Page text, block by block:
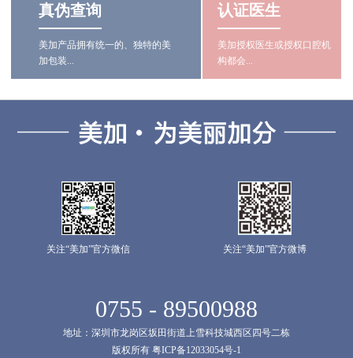
真伪查询
美加产品拥有统一的、独特的美
加包装...
认证医生
美加授权医生或授权口腔机
构都会...
关注“美加”官方微信 关注“美加”官方微博
0755 - 89500988
地址：深圳市龙岗区坂田街道上雪科技城西区四号二栋
版权所有 粤ICP备12033054号-1